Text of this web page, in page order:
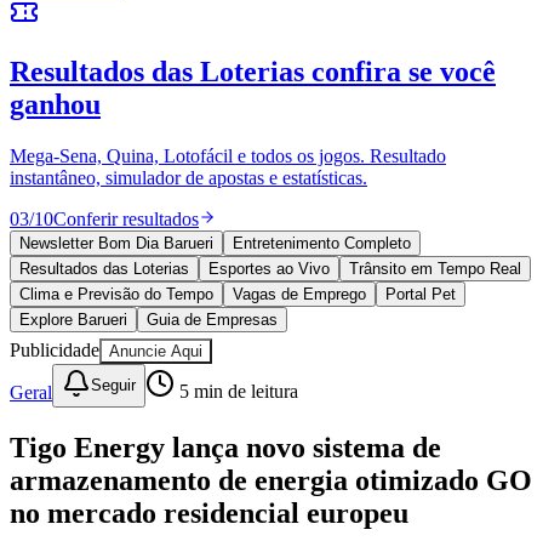
Anuncie no Portal
Cadastrar Empresa
Divulgar Vagas
Política
Esportes
Saúde
Segurança
Cultura
Meio Ambiente
Obras
Educação
Bairros de Barueri
Selecione sua região Para notícias da sua região
AldeiaAldeia da SerraAldeia de BarueriAlphavilleBairro
JubranBelvalBethavilleBoa
Resultados das Loterias confira se você
ganhou
Mega-Sena, Quina, Lotofácil e todos os jogos. Resultado
instantâneo, simulador de apostas e estatísticas.
03/10Conferir resultados
Newsletter Bom Dia Barueri
Entretenimento Completo
Resultados das Loterias
Esportes ao Vivo
Trânsito em Tempo Real
Clima e Previsão do Tempo
Vagas de Emprego
Portal Pet
Explore Barueri
Guia de Empresas
Publicidade Anuncie Aqui
Geral Seguir 5 min de leitura
Tigo Energy lança novo sistema de
armazenamento de energia otimizado GO
no mercado residencial europeu